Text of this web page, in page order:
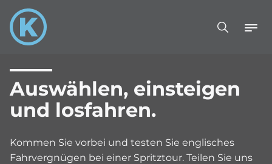
Auswählen, einsteigen
und losfahren.
Kommen Sie vorbei und testen Sie englisches
Fahrvergnügen bei einer Spritztour. Teilen Sie uns